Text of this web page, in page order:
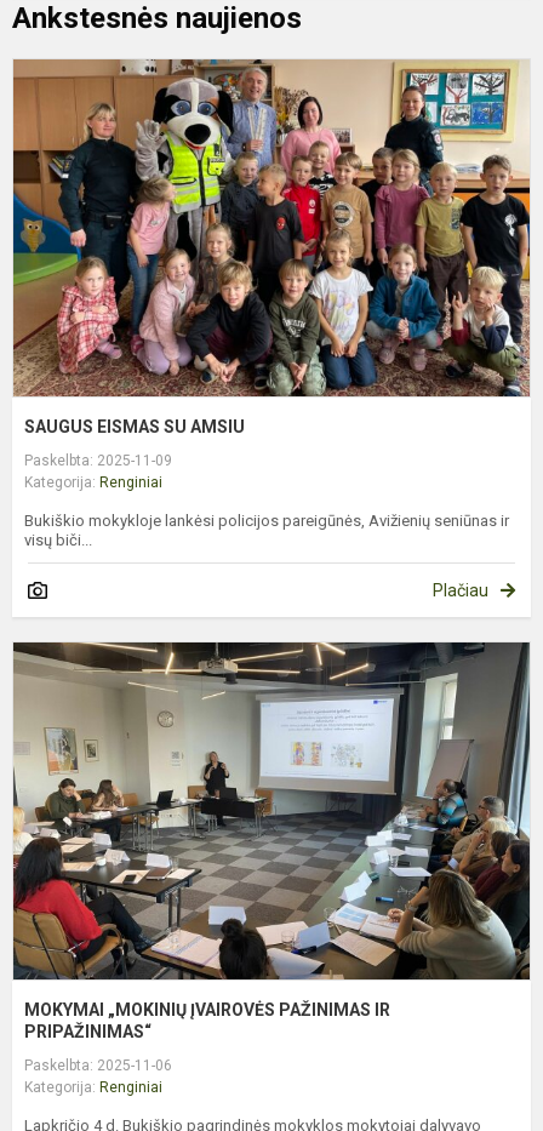
Ankstesnės naujienos
SAUGUS EISMAS SU AMSIU
Paskelbta: 2025-11-09
Kategorija: Renginiai
Bukiškio mokykloje lankėsi policijos pareigūnės, Avižienių seniūnas ir
visų biči...
Plačiau
MOKYMAI „MOKINIŲ ĮVAIROVĖS PAŽINIMAS IR
PRIPAŽINIMAS“
Paskelbta: 2025-11-06
Kategorija: Renginiai
Lapkričio 4 d. Bukiškio pagrindinės mokyklos mokytojai dalyvavo